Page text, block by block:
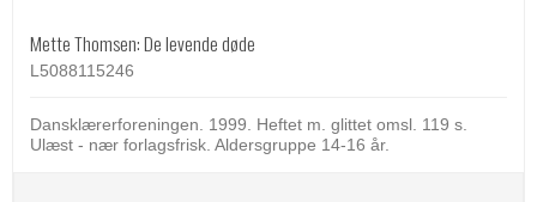
Mette Thomsen: De levende døde
L5088115246
Dansklærerforeningen. 1999. Heftet m. glittet omsl. 119 s.
Ulæst - nær forlagsfrisk. Aldersgruppe 14-16 år.